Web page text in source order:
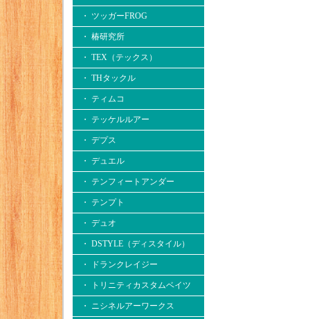
・ ツッガーFROG
・ 椿研究所
・ TEX（テックス）
・ THタックル
・ ティムコ
・ テッケルルアー
・ デプス
・ デュエル
・ テンフィートアンダー
・ テンプト
・ デュオ
・ DSTYLE（ディスタイル）
・ ドランクレイジー
・ トリニティカスタムベイツ
・ ニシネルアーワークス